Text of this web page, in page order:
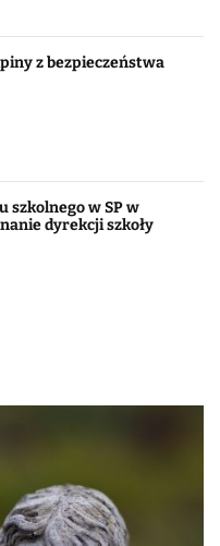
z bezpieczeństwa
szkolnego w SP w
dyrekcji szkoły